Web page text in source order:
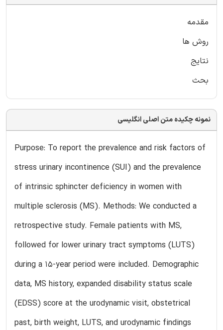
مقدمه
روش ها
نتایج
بحث
نمونه چکیده متن اصلی انگلیسی
Purpose: To report the prevalence and risk factors of
stress urinary incontinence (SUI) and the prevalence
of intrinsic sphincter deficiency in women with
multiple sclerosis (MS). Methods: We conducted a
retrospective study. Female patients with MS,
followed for lower urinary tract symptoms (LUTS)
during a 15-year period were included. Demographic
data, MS history, expanded disability status scale
(EDSS) score at the urodynamic visit, obstetrical
past, birth weight, LUTS, and urodynamic findings